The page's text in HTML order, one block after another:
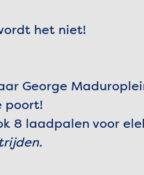
het niet!
George
poort!
8 laadpalen voor